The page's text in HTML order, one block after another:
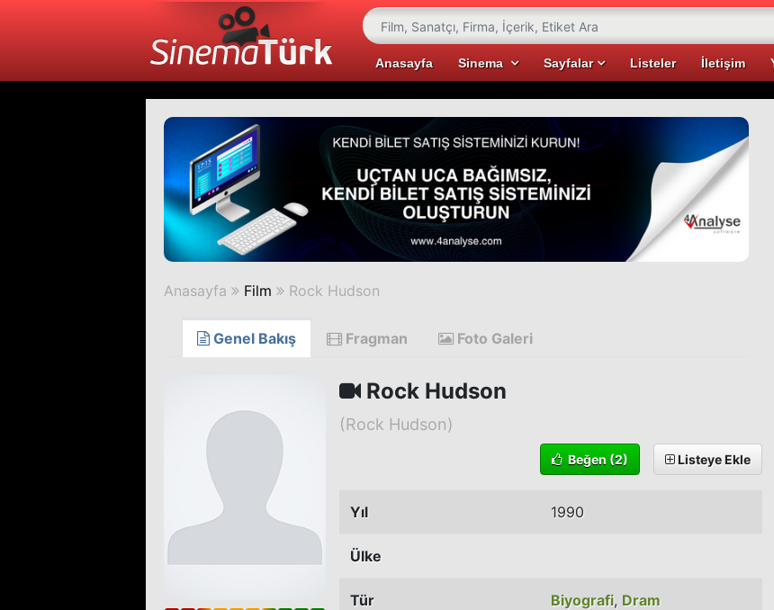
Anasayfa Sinema Sayfalar Listeler İletişim
Anasayfa Film Rock Hudson
Genel Bakış Fragman Foto Galeri
Rock Hudson
(Rock Hudson)
Beğen (2) Listeye Ekle
Yıl 1990
Ülke
Tür Biyografi, Dram